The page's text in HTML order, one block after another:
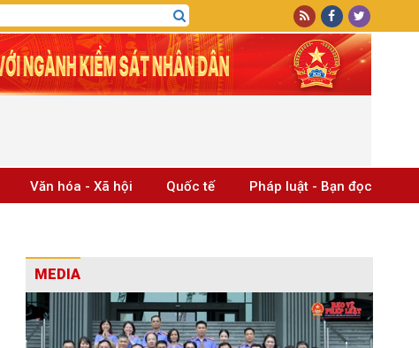
Văn hóa - Xã hội Quốc tế Pháp luật - Bạn đọc
MEDIA